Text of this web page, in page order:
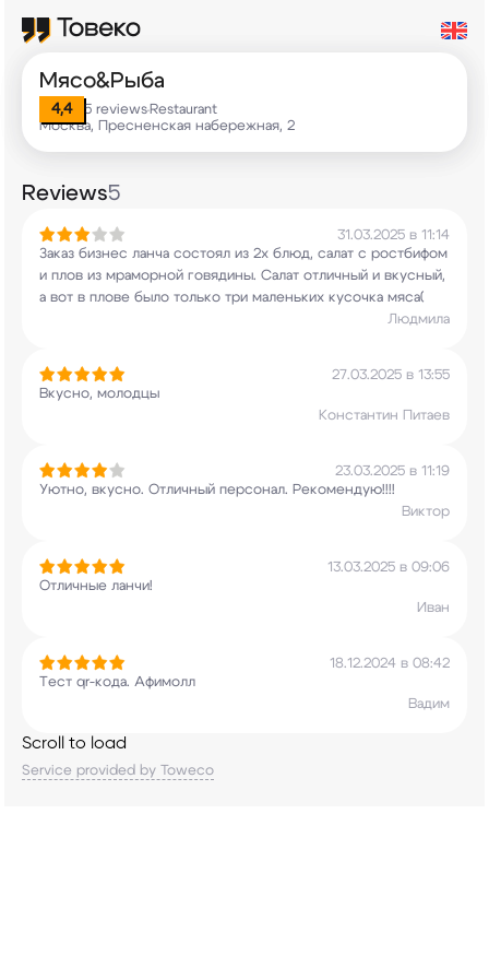
Мясо&Рыба
4,4 5 reviews•Restaurant
Москва, Пресненская набережная, 2
Reviews5
31.03.2025 в 11:14
Заказ бизнес ланча состоял из 2х блюд, салат с ростбифом
и плов из мраморной говядины. Салат отличный и вкусный,
а вот в плове было только три маленьких кусочка мяса(
Людмила
27.03.2025 в 13:55
Вкусно, молодцы
Константин Питаев
23.03.2025 в 11:19
Уютно, вкусно. Отличный персонал. Рекомендую!!!!
Виктор
13.03.2025 в 09:06
Отличные ланчи!
Иван
18.12.2024 в 08:42
Тест qr-кода. Афимолл
Вадим
Scroll to load
Service provided by Toweco